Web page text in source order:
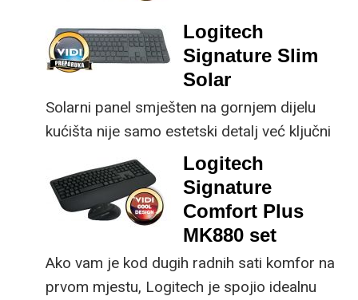
ključne svakom
korisniku.
male ustupke možete
osjetno uštedjeti pri
kupnji.
Logitech
Signature Slim
Solar
Solarni panel smješten na gornjem dijelu
kućišta nije samo estetski detalj već ključni
dio koncepta ovog proizvoda, jer koristi
energiju prirodnog ili umjetnog svjetla za
rad.
Logitech
Signature
Comfort Plus
MK880 set
Ako vam je kod dugih radnih sati komfor na
prvom mjestu, Logitech je spojio idealnu